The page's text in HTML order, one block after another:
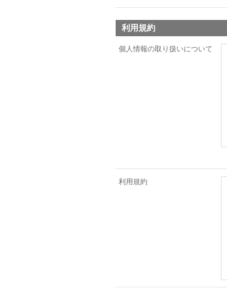
利用規約
個人情報の取り扱いについて
利用規約